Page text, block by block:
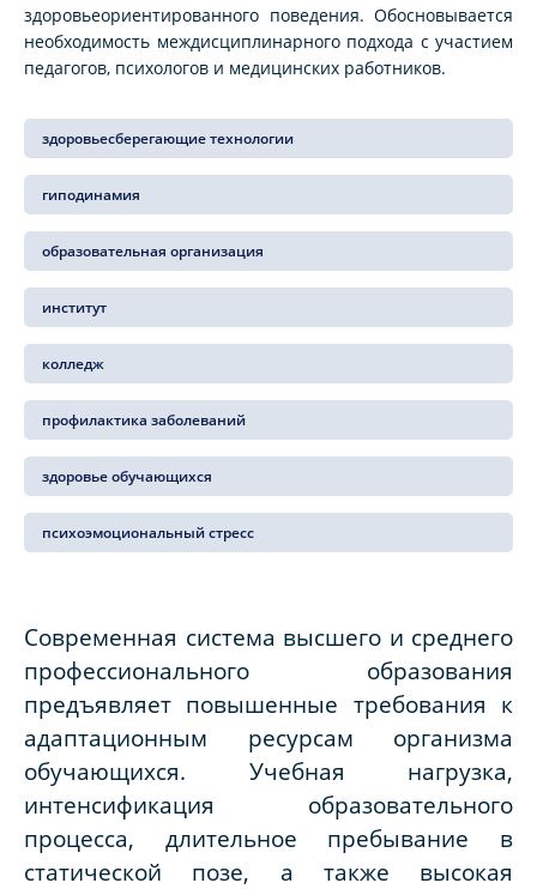
здоровьеориентированного поведения. Обосновывается
необходимость междисциплинарного подхода с участием
педагогов, психологов и медицинских работников.
здоровьесберегающие технологии
гиподинамия
образовательная организация
институт
колледж
профилактика заболеваний
здоровье обучающихся
психоэмоциональный стресс
Современная система высшего и среднего
профессионального образования
предъявляет повышенные требования к
адаптационным ресурсам организма
обучающихся. Учебная нагрузка,
интенсификация образовательного
процесса, длительное пребывание в
статической позе, а также высокая